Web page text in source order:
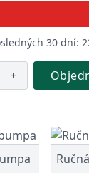
30 dní:
+